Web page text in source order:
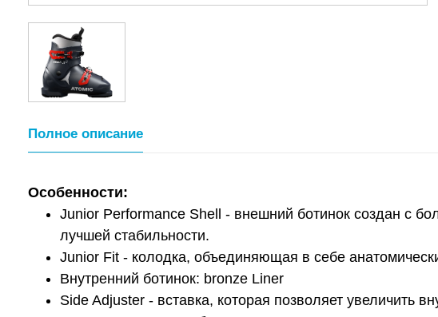
Полное описание
Особенности:
Junior Performance Shell - внешний ботинок создан с
лучшей стабильности.
Junior Fit - колодка, объединяющая в себе
Внутренний ботинок: bronze Liner
Side Adjuster - вставка, которая позволяет увеличить